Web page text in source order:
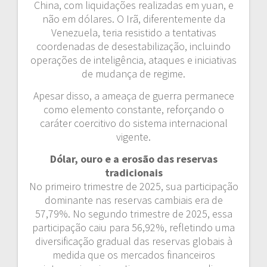
China, com liquidações realizadas em yuan, e
não em dólares. O Irã, diferentemente da
Venezuela, teria resistido a tentativas
coordenadas de desestabilização, incluindo
operações de inteligência, ataques e iniciativas
de mudança de regime.
Apesar disso, a ameaça de guerra permanece
como elemento constante, reforçando o
caráter coercitivo do sistema internacional
vigente.
Dólar, ouro e a erosão das reservas
tradicionais
No primeiro trimestre de 2025, sua participação
dominante nas reservas cambiais era de
57,79%. No segundo trimestre de 2025, essa
participação caiu para 56,92%, refletindo uma
diversificação gradual das reservas globais à
medida que os mercados financeiros